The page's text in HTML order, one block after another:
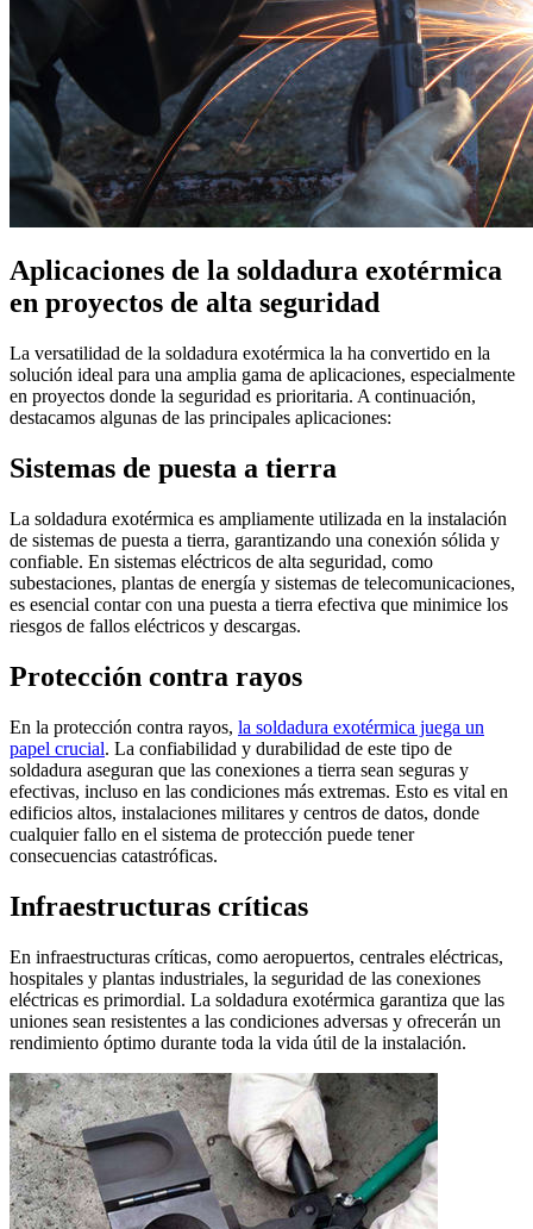
Aplicaciones de la soldadura exotérmica
en proyectos de alta seguridad
La versatilidad de la soldadura exotérmica la ha convertido en la
solución ideal para una amplia gama de aplicaciones, especialmente
en proyectos donde la seguridad es prioritaria. A continuación,
destacamos algunas de las principales aplicaciones:
Sistemas de puesta a tierra
La soldadura exotérmica es ampliamente utilizada en la instalación
de sistemas de puesta a tierra, garantizando una conexión sólida y
confiable. En sistemas eléctricos de alta seguridad, como
subestaciones, plantas de energía y sistemas de telecomunicaciones,
es esencial contar con una puesta a tierra efectiva que minimice los
riesgos de fallos eléctricos y descargas.
Protección contra rayos
En la protección contra rayos, la soldadura exotérmica juega un
papel crucial. La confiabilidad y durabilidad de este tipo de
soldadura aseguran que las conexiones a tierra sean seguras y
efectivas, incluso en las condiciones más extremas. Esto es vital en
edificios altos, instalaciones militares y centros de datos, donde
cualquier fallo en el sistema de protección puede tener
consecuencias catastróficas.
Infraestructuras críticas
En infraestructuras críticas, como aeropuertos, centrales eléctricas,
hospitales y plantas industriales, la seguridad de las conexiones
eléctricas es primordial. La soldadura exotérmica garantiza que las
uniones sean resistentes a las condiciones adversas y ofrecerán un
rendimiento óptimo durante toda la vida útil de la instalación.